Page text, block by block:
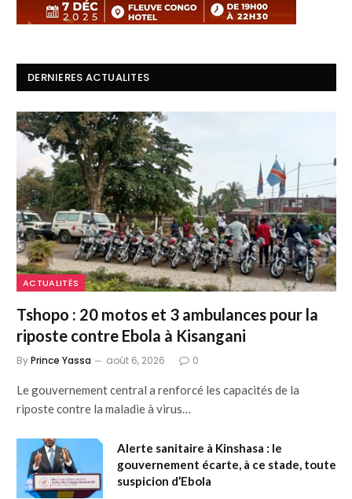
DERNIERES ACTUALITES
ACTUALITÉS
Tshopo : 20 motos et 3 ambulances pour la
riposte contre Ebola à Kisangani
ByPrince Yassa août 6, 2026 0
Le gouvernement central a renforcé les capacités de la
riposte contre la maladie à virus…
Alerte sanitaire à Kinshasa : le
gouvernement écarte, à ce stade, toute
suspicion d’Ebola